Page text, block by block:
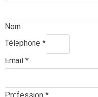
Nom
Télephone *
Email *
Profession *